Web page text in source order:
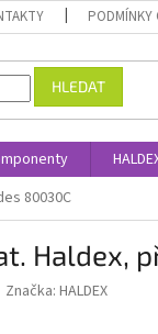
PODMÍNKY
HLEDAT
80030C
Haldex,
Značka: HALDEX